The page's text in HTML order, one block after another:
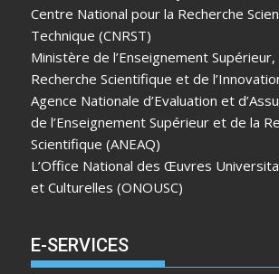
Centre National pour la Recherche
Technique (CNRST)
Ministère de l’Enseignement Supérieur,
Recherche Scientifique et de
Agence Nationale d’Evaluation et
de l’Enseignement Supérieur et de la
Scientifique (ANEAQ)
L’Office National des Œuvres
et Culturelles (ONOUSC)
E-SERVICES